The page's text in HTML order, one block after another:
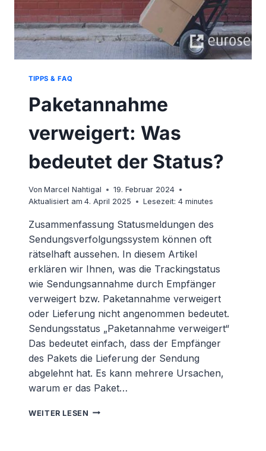
TIPPS & FAQ
Paketannahme
verweigert: Was
bedeutet der Status?
Von Marcel Nahtigal
19. Februar 2024
Aktualisiert am 4. April 2025 Lesezeit: 4minutes
Zusammenfassung Statusmeldungen des
Sendungsverfolgungssystem können oft
rätselhaft aussehen. In diesem Artikel
erklären wir Ihnen, was die Trackingstatus
wie Sendungsannahme durch Empfänger
verweigert bzw. Paketannahme verweigert
oder Lieferung nicht angenommen bedeutet.
Sendungsstatus „Paketannahme verweigert“
Das bedeutet einfach, dass der Empfänger
des Pakets die Lieferung der Sendung
abgelehnt hat. Es kann mehrere Ursachen,
warum er das Paket…
WEITER LESEN PAKETANNAHME